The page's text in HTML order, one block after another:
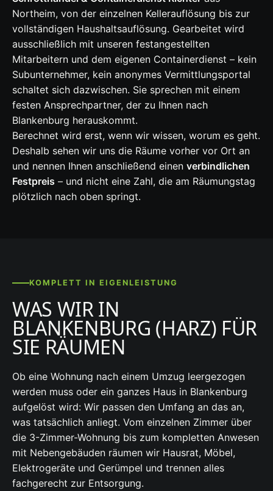
Northeim, von der einzelnen Kellerauflösung bis zur
vollständigen Haushaltsauflösung. Gearbeitet wird
ausschließlich mit unseren festangestellten
Mitarbeitern und dem eigenen Containerdienst – kein
Subunternehmer, kein anonymes Vermittlungsportal
schaltet sich dazwischen. Sie sprechen mit einem
festen Ansprechpartner, der zu Ihnen nach
Blankenburg herauskommt.
Berechnet wird erst, wenn wir wissen, worum es geht.
Deshalb sehen wir uns die Räume vorher vor Ort an
und nennen Ihnen anschließend einen verbindlichen
Festpreis – und nicht eine Zahl, die am Räumungstag
plötzlich nach oben springt.
KOMPLETT IN EIGENLEISTUNG
WAS WIR IN
BLANKENBURG (HARZ) FÜR
SIE RÄUMEN
Ob eine Wohnung nach einem Umzug leergezogen
werden muss oder ein ganzes Haus in Blankenburg
aufgelöst wird: Wir passen den Umfang an das an,
was tatsächlich anliegt. Vom einzelnen Zimmer über
die 3-Zimmer-Wohnung bis zum kompletten Anwesen
mit Nebengebäuden räumen wir Hausrat, Möbel,
Elektrogeräte und Gerümpel und trennen alles
fachgerecht zur Entsorgung.